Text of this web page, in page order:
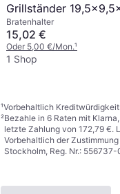
Grillständer
Edelstahl
Bratenhalter
15,02 €
Oder 5,00 €/Mon.¹
1 Shop
¹Vorbehaltlich
²Bezahle in 6 Raten mit
letzte Zahlung von 172,79 €.
Vorbehaltlich der
Stockholm, Reg. Nr.: